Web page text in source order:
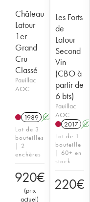
Château
Latour
1er
Grand
Cru
Classé
Pauillac
AOC
1989 A
Lot de 3
bouteilles
| 2
enchères
920€
(prix
actuel)
Les Forts
de
Latour
Second
Vin
(CBO à
partir de
6 bts)
Pauillac
AOC
2017 A
Lot de 1
bouteille
| 60+ en
stock
220€